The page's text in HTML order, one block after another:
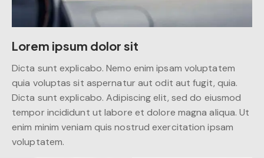
Lorem ipsum dolor sit
Dicta sunt explicabo. Nemo enim ipsam voluptatem
quia voluptas sit aspernatur aut odit aut fugit, quia.
Dicta sunt explicabo. Adipiscing elit, sed do eiusmod
tempor incididunt ut labore et dolore magna aliqua. Ut
enim minim veniam quis nostrud exercitation ipsam
voluptatem.